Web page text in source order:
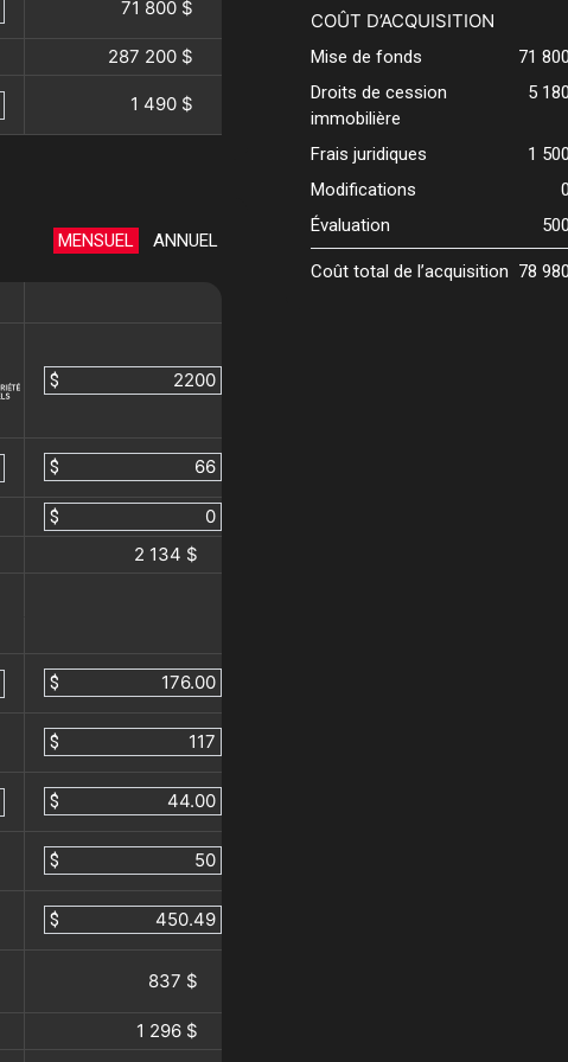
71 800 $
287 200 $
1 490 $
MENSUEL ANNUEL
$
$
$
2 134 $
$
$
$
$
$
837 $
1 296 $
COÛT D’ACQUISITION
Mise de fonds
71
Droits de cession
immobilière
5
Frais juridiques
1
Modifications
Évaluation
Coût total de l’acquisition 78